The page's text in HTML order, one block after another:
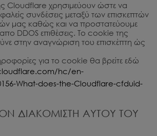
Cloudflare χρησιμεύουν ώστε να
συνδέσεις μεταξύ των επισκεπτών
μας καθώς και να προστατεύουμε
DDOS επιθέσεις. Το cookie της
στην αναγνώριση του επισκέπτη ώς
για το cookie θα βρείτε εδώ
hc/en-
What-does-the-Cloudflare-cfduid-
ΔΙΑΚΟΜΙΣΤΗ ΑΥΤΟΥ ΤΟΥ